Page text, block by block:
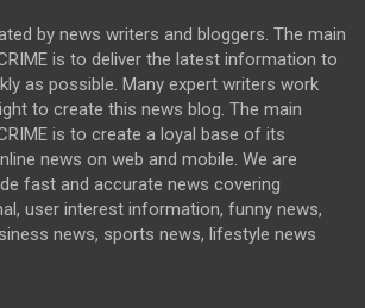
by news writers and bloggers. The main
is to deliver the latest information to
as possible. Many expert writers work
to create this news blog. The main
is to create a loyal base of its
news on web and mobile. We are
fast and accurate news covering
user interest information, funny news,
news, sports news, lifestyle news